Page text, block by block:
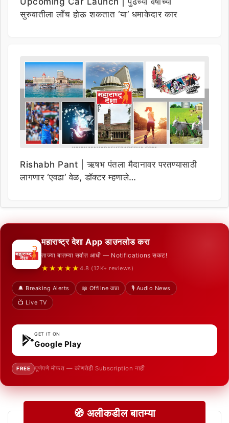
सुरुवातीला लाँच होऊ शकतात ‘या’ धमाकेदार कार
Rishabh Pant | ऋषभ पंतला मैदानावर परतण्यासाठी
लागणार ‘एवढा’ वेळ, डॉक्टर म्हणाले…
महाराष्ट्र देशा App डाउनलोड करा
ताज्या बातम्या सर्वात आधी — Notifications सकट!
★★★★★ 4.8 (12K+ reviews)
🔔 Breaking Alerts 📖 Offline वाचा
🎙️ Audio News
📺 Live TV
GET IT ON
Google Play
FREE पूर्णपणे मोफत — कोणतेही Subscription नाही
🧭 अलीकडील बातम्या